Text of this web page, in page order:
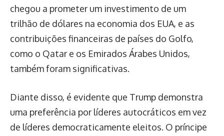
chegou a prometer um investimento de um
trilhão de dólares na economia dos EUA, e as
contribuições financeiras de países do Golfo,
como o Qatar e os Emirados Árabes Unidos,
também foram significativas.
Diante disso, é evidente que Trump demonstra
uma preferência por líderes autocráticos em vez
de líderes democraticamente eleitos. O príncipe